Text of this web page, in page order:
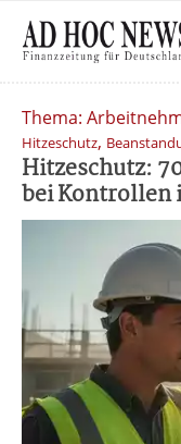
Thema:
Hitzeschutz,
Hitzeschutz:
bei Kontrollen